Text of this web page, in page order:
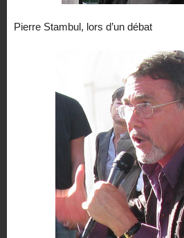
Pierre Stambul, lors d’un débat